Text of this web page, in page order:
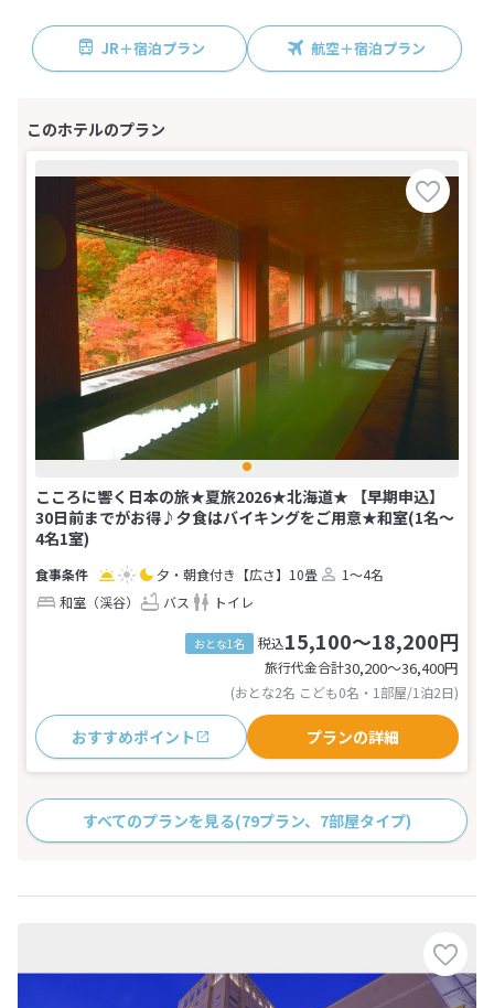
JR＋宿泊プラン 航空＋宿泊プラン
こころに響く日本の旅★夏旅2026★北海道★ 【早期申込】
30日前までがお得♪夕食はバイキングをご用意★和室(1名～
4名1室)
夕・朝食付き 【広さ】10畳
1～4名
和室（渓谷）
バス トイレ
おとな1名 税込15,100～18,200円
旅行代金合計30,200〜36,400円
(おとな2名 こども0名・1部屋/1泊2日)
おすすめポイント プランの詳細
すべてのプランを見る(79プラン、7部屋タイプ)